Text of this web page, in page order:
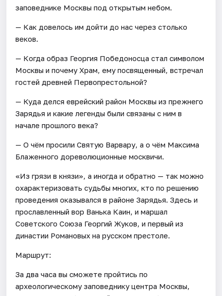
заповеднике Москвы под открытым небом.
— Как довелось им дойти до нас через столько
веков.
— Когда образ Георгия Победоносца стал символом
Москвы и почему Храм, ему посвященный, встречал
гостей древней Первопрестольной?
— Куда делся еврейский район Москвы из прежнего
Зарядья и какие легенды были связаны с ним в
начале прошлого века?
— О чём просили Святую Варвару, а о чём Максима
Блаженного дореволюционные москвичи.
«Из грязи в князи», а иногда и обратно — так можно
охарактеризовать судьбы многих, кто по решению
проведения оказывался в районе Зарядья. Здесь и
прославленный вор Ванька Каин, и маршал
Советского Союза Георгий Жуков, и первый из
династии Романовых на русском престоле.
Маршрут:
За два часа вы сможете пройтись по
археологическому заповеднику центра Москвы,